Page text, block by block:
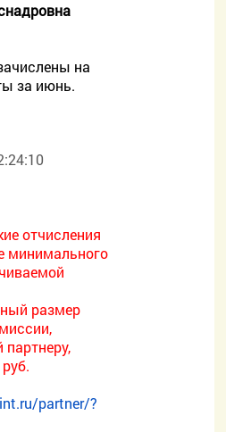
на
за июнь.
отчисления
минимального
размер
partner/?